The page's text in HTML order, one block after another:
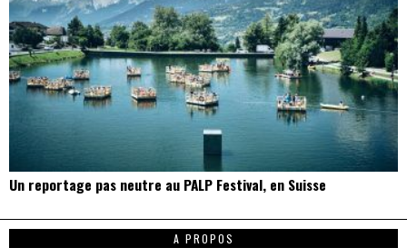
Un reportage pas neutre au PALP Festival, en Suisse
A PROPOS